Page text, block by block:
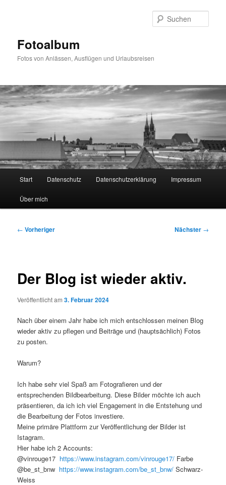
Fotoalbum
Fotos von Anlässen, Ausflügen und Urlaubsreisen
Start Datenschutz Datenschutzerklärung Impressum
Über mich
Beitragsnavigation
← Vorheriger Nächster →
Der Blog ist wieder aktiv.
Veröffentlicht am3. Februar 2024
Nach über einem Jahr habe ich mich entschlossen meinen Blog
wieder aktiv zu pflegen und Beiträge und (hauptsächlich) Fotos
zu posten.
Warum?
Ich habe sehr viel Spaß am Fotografieren und der
entsprechenden Bildbearbeitung. Diese Bilder möchte ich auch
präsentieren, da ich ich viel Engagement in die Entstehung und
die Bearbeitung der Fotos investiere.
Meine primäre Plattform zur Veröffentlichung der Bilder ist
Istagram.
Hier habe ich 2 Accounts:
@vinrouge17 https://www.instagram.com/vinrouge17/ Farbe
@be_st_bnw https://www.instagram.com/be_st_bnw/Schwarz-
Weiss